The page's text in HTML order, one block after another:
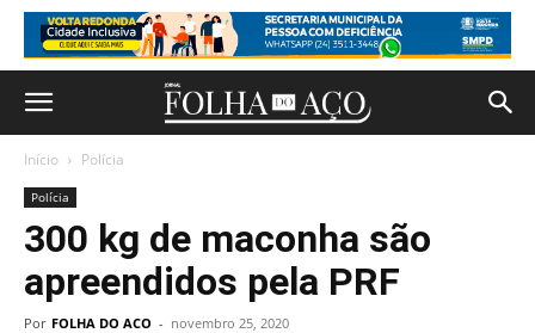
Início Polícia
Polícia
300 kg de maconha são
apreendidos pela PRF
Por FOLHA DO ACO - novembro 25, 2020